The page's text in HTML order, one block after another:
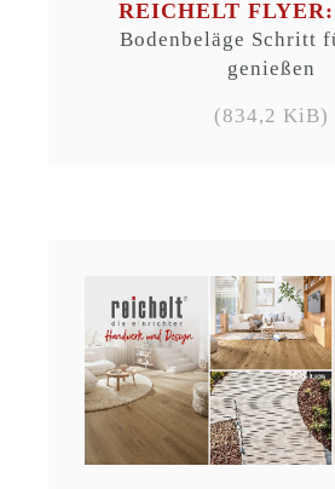
REICHELT
Bodenbeläge Schritt
genießen
(834,2 KiB)